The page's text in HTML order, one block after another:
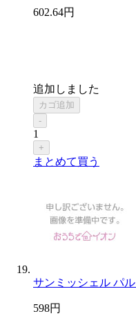
602.64円
追加しました
カゴ追加
-
1
+
まとめて買う
サンミッシェル パ
598円